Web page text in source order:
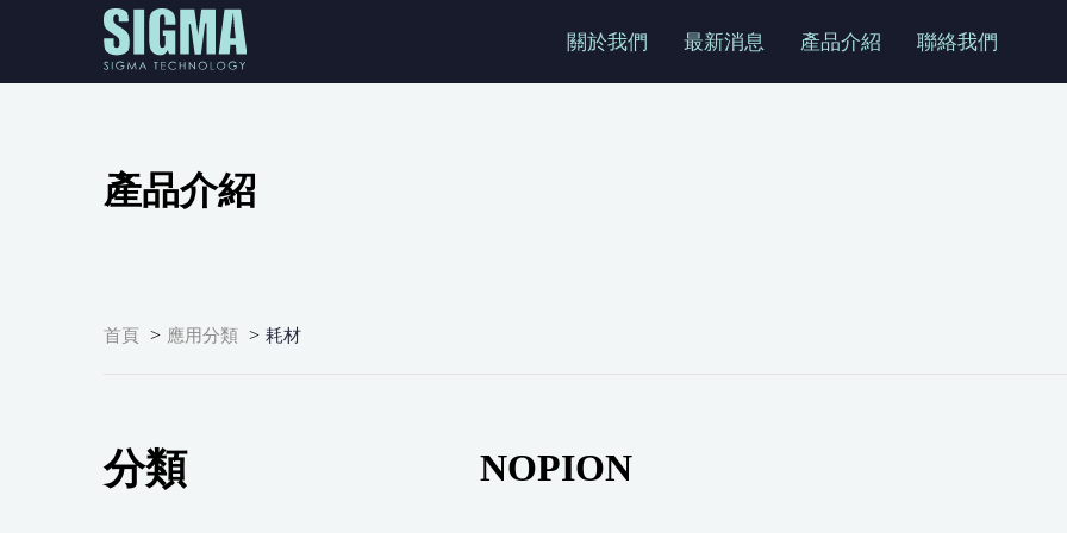
關於我們 最新消息 產品介紹 聯絡我們
產品介紹
首頁 > 應用分類 > 耗材
分類 NOPION